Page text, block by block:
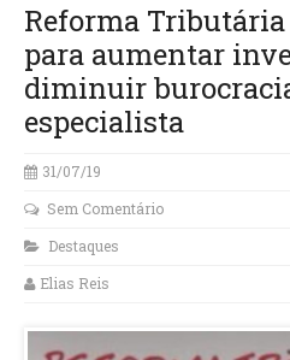
Reforma Tributária
para aumentar
diminuir
especialista
31/07/19
Sem Comentário
Destaques
Elias Reis